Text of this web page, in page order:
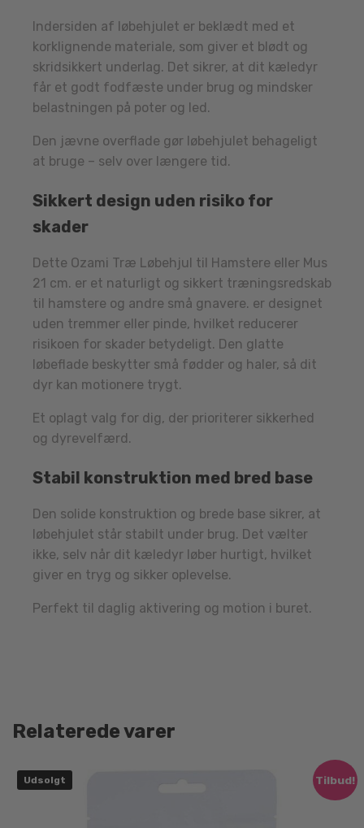
Indersiden af løbehjulet er beklædt med et
korklignende materiale, som giver et blødt og
skridsikkert underlag. Det sikrer, at dit kæledyr
får et godt fodfæste under brug og mindsker
belastningen på poter og led.
Den jævne overflade gør løbehjulet behageligt
at bruge – selv over længere tid.
Sikkert design uden risiko for
skader
Dette Ozami Træ Løbehjul til Hamstere eller Mus
21 cm. er et naturligt og sikkert træningsredskab
til hamstere og andre små gnavere. er designet
uden tremmer eller pinde, hvilket reducerer
risikoen for skader betydeligt. Den glatte
løbeflade beskytter små fødder og haler, så dit
dyr kan motionere trygt.
Et oplagt valg for dig, der prioriterer sikkerhed
og dyrevelfærd.
Stabil konstruktion med bred base
Den solide konstruktion og brede base sikrer, at
løbehjulet står stabilt under brug. Det vælter
ikke, selv når dit kæledyr løber hurtigt, hvilket
giver en tryg og sikker oplevelse.
Perfekt til daglig aktivering og motion i buret.
Relaterede varer
Tilbud!
Udsolgt